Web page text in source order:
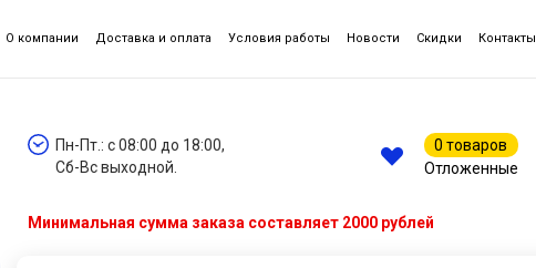
О компании Доставка и оплата Условия работы Новости Скидки Контакты
Пн-Пт.: с 08:00 до 18:00,
Сб-Вс выходной.
0 товаров
Отложенные
Минимальная сумма заказа составляет 2000 рублей